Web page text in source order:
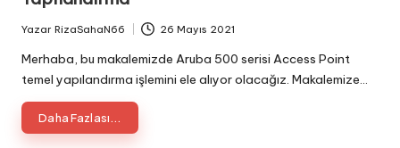
Posted
by
Yazar RizaSahaN66 26 Mayıs 2021
Merhaba, bu makalemizde Aruba 500 serisi Access Point
temel yapılandırma işlemini ele alıyor olacağız. Makalemize…
Daha Fazlası...